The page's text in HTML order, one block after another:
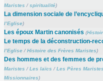
Maristes /spiritualité)
La dimension sociale de
l’Eglise)
Les époux Martin canonisés (
Le temps de la déconstruction-
l’Eglise/Histoire des Frères Maristes)
Des hommes et des femmes de
Maristes /Les laïcs /Les Pères Maristes
Missionnaires)